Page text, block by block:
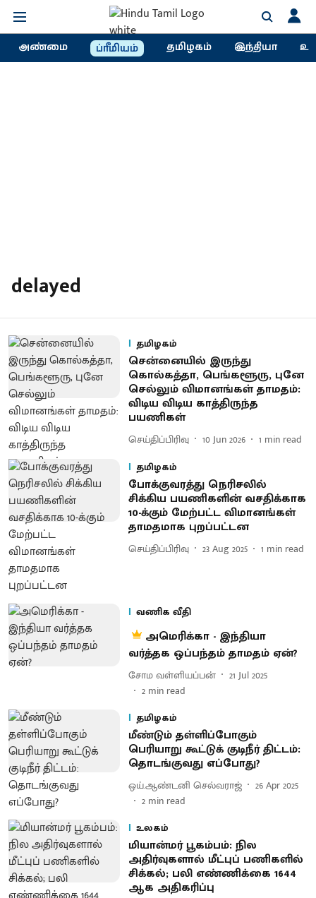
அண்மை ப்ரீமியம் தமிழகம் இந்தியா
delayed
தமிழகம்
சென்னையில் இருந்து
கொல்கத்தா, பெங்களூரு, புனே
செல்லும் விமானங்கள் தாமதம்:
விடிய விடிய காத்திருந்த
பயணிகள்
செய்திப்பிரிவு 10 Jun 2026 1 min read
தமிழகம்
போக்குவரத்து நெரிசலில்
சிக்கிய பயணிகளின் வசதிக்காக
10-க்கும் மேற்பட்ட விமானங்கள்
தாமதமாக புறப்பட்டன
செய்திப்பிரிவு 23 Aug 2025 1 min read
வணிக வீதி
அமெரிக்கா - இந்தியா
வர்த்தக ஒப்பந்தம் தாமதம் ஏன்?
சோம வள்ளியப்பன்
21 Jul 2025
2 min read
தமிழகம்
மீண்டும் தள்ளிப்போகும்
பெரியாறு கூட்டுக் குடிநீர் திட்டம்:
தொடங்குவது எப்போது?
ஒய்.ஆண்டனி செல்வராஜ்
26 Apr 2025
2 min read
உலகம்
மியான்மர் பூகம்பம்: நில
அதிர்வுகளால் மீட்புப் பணிகளில்
சிக்கல்; பலி எண்ணிக்கை 1644
ஆக அதிகரிப்பு